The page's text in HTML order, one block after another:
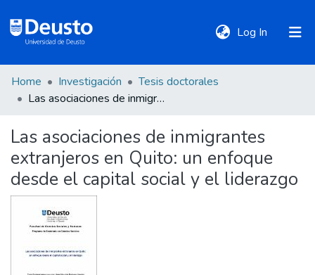
Log In (current)
DeustoTeka
Communities
&
Collections
All of DSpace
Home Investigación
Tesis doctorales
Las asociaciones de inmigrantes extranjeros en Quito: un enfoque desde el capital social y el liderazgo
Las asociaciones de inmigrantes
extranjeros en Quito: un enfoque
desde el capital social y el liderazgo